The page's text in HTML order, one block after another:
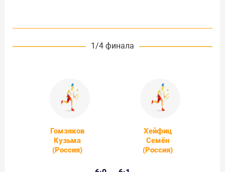
1/4 финала
Гомзяков
Кузьма
(Россия)
Хейфиц
Семён
(Россия)